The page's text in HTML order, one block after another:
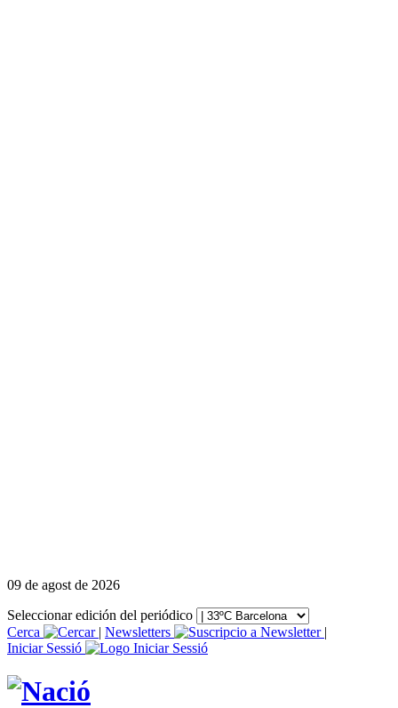
09 de agost de 2026
Seleccionar edición del periódico
Cerca
| Newsletters
|
Iniciar Sessió